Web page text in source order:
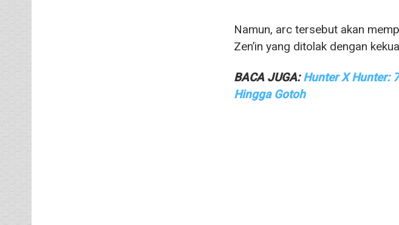
Namun, arc tersebut akan
Zen’in yang ditolak dengan
BACA JUGA:Hunter X Hunter:
Hingga Gotoh